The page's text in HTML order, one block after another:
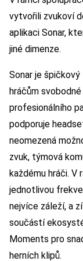
vytvořili zvukoví
aplikaci Sonar,
jiné dimenze.
Sonar je
hráčům
profesionálního
podporuje
neomezená
zvuk, týmová
každému hráči. V
jednotlivou
nejvíce záleží, a
součástí
Moments pro
herních klipů.